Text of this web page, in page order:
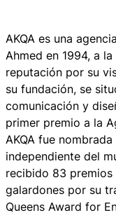
AKQA es una
Ahmed en 1994, a
reputación por su
su fundación, se
comunicación y
primer premio a la
AKQA fue
independiente del
recibido 83 premios
galardones por su
Queens Award for